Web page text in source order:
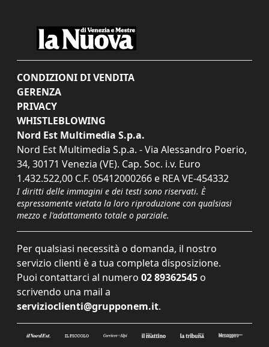
CONDIZIONI DI VENDITA
GERENZA
PRIVACY
WHISTLEBLOWING
Nord Est Multimedia S.p.a.
Nord Est Multimedia S.p.a. - Via Alessandro Poerio,
34, 30171 Venezia (VE). Cap. Soc. i.v. Euro
1.432.522,00 C.F. 05412000266 e REA VE-454332
I diritti delle immagini e dei testi sono riservati. È
espressamente vietata la loro riproduzione con qualsiasi
mezzo e l'adattamento totale o parziale.
Per qualsiasi necessità o domanda, il nostro
servizio clienti è a tua completa disposizione.
Puoi contattarci al numero 02 89362545 o
scrivendo una mail a
servizioclienti@grupponem.it.